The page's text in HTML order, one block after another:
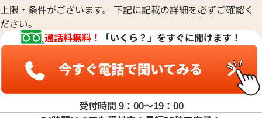
上限・条件がございます。 下記に記載の詳細を必ずご確認く
ださい。
通話料無料！
「いくら？」をすぐに聞けます！
受付時間 9：00〜19：00